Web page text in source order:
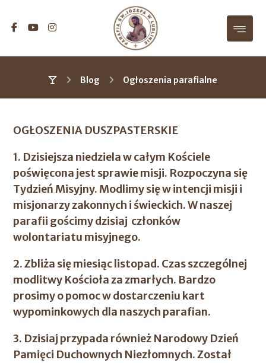
Blog Ogłoszenia parafialne
OGŁOSZENIA DUSZPASTERSKIE
1. Dzisiejsza niedziela w całym Kościele
poświęcona jest sprawie misji. Rozpoczyna się
Tydzień Misyjny. Modlimy się w intencji misji i
misjonarzy zakonnych i świeckich. W naszej
parafii gościmy dzisiaj członków
wolontariatu misyjnego.
2. Zbliża się miesiąc listopad. Czas szczególnej
modlitwy Kościoła za zmarłych. Bardzo
prosimy o pomoc w dostarczeniu kart
wypominkowych dla naszych parafian.
3. Dzisiaj przypada również Narodowy Dzień
Pamięci Duchownych Niezłomnych. Został